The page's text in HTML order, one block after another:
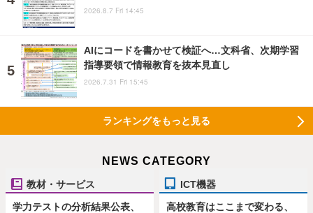
2026.8.7 Fri 14:45
AIにコードを書かせて検証へ…文科省、次期学習
指導要領で情報教育を抜本見直し
2026.7.31 Fri 15:45
ランキングをもっと見る
NEWS CATEGORY
教材・サービス
学力テストの分析結果公表、
ICT機器
高校教育はここまで変わる、